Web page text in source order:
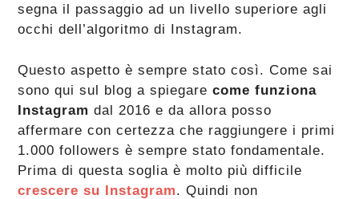
segna il passaggio ad un livello superiore agli
occhi dell’algoritmo di Instagram.
Questo aspetto è sempre stato così. Come sai
sono qui sul blog a spiegarecome funziona
Instagram dal 2016 e da allora posso
affermare con certezza che raggiungere i primi
1.000 followers è sempre stato fondamentale.
Prima di questa soglia è molto più difficile
crescere su Instagram. Quindi non